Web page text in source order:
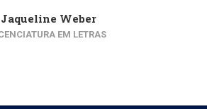
Jaqueline Weber
EM LETRAS